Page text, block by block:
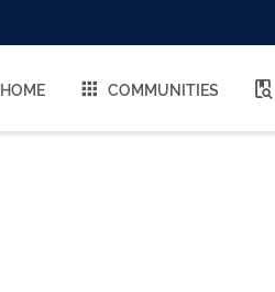
HOME COMMUNITIES